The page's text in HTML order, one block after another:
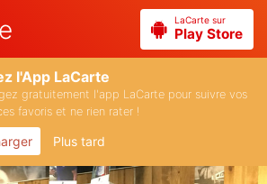
LaCarte sur
Play Store
l'App LaCarte
gratuitement l'app LaCarte pour suivre vos
favoris et ne rien rater !
Plus tard